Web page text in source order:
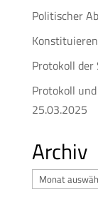
Politischer
Protokoll
Protokoll
25.03.2025
Archiv
Archiv